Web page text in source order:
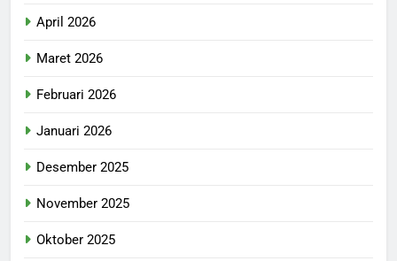
April 2026
Maret 2026
Februari 2026
Januari 2026
Desember 2025
November 2025
Oktober 2025